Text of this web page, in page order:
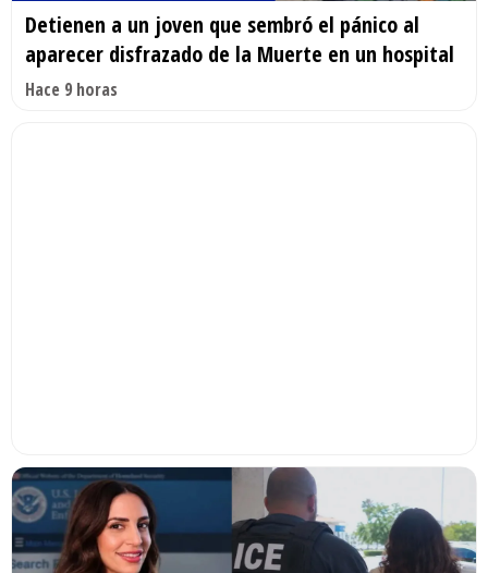
Detienen a un joven que sembró el pánico al
aparecer disfrazado de la Muerte en un hospital
Hace 9 horas